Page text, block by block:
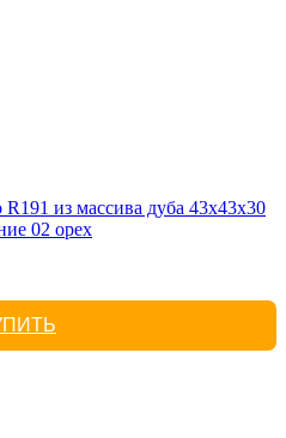
из массива дуба 43х43х30
02 орех